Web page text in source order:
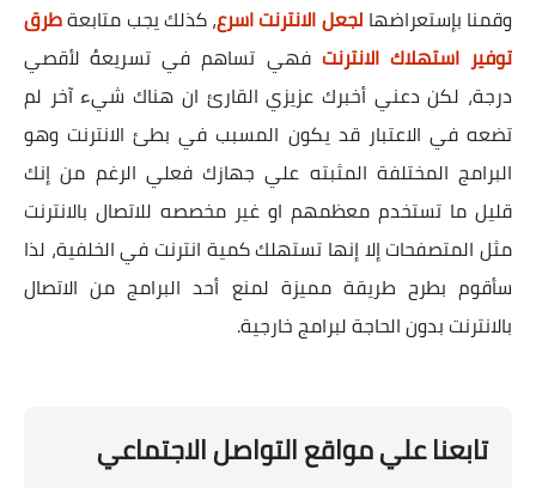
وقمنا بإستعراضها لجعل الانترنت اسرع، كذلك يجب متابعةطرق
توفير استهلاك الانترنت فهي تساهم في تسريعهُ لأقصي
درجة، لكن دعني أخبرك عزيزي القارئ ان هناك شيء آخر لم
تضعه في الاعتبار قد يكون المسبب في بطئ الانترنت وهو
البرامج المختلفة المثبته علي جهازك فعلي الرغم من إنك
قليل ما تستخدم معظمهم او غير مخصصه للاتصال بالانترنت
مثل المتصفحات إلا إنها تستهلك كمية انترنت في الخلفية، لذا
سأقوم بطرح طريقة مميزة لمنع أحد البرامج من الاتصال
بالانترنت بدون الحاجة لبرامج خارجية.
تابعنا علي مواقع التواصل الاجتماعي